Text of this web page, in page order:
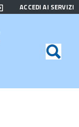
ACCEDI AI SERVIZI
di